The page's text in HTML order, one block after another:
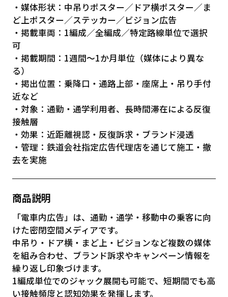
・媒体形状：中吊りポスター／ドア横ポスター／ま
ど上ポスター／ステッカー／ビジョン広告
・掲載車両：1編成／全編成／特定路線単位で選択
可
・掲載期間：1週間〜1か月単位（媒体により異な
る）
・掲出位置：乗降口・通路上部・座席上・吊り手付
近など
・対象：通勤・通学利用者、長時間滞在による反復
接触層
・効果：近距離視認・反復訴求・ブランド浸透
・管理：鉄道会社指定広告代理店を通じて施工・撤
去を実施
商品説明
「電車内広告」は、通勤・通学・移動中の乗客に向
けた密閉空間メディアです。
中吊り・ドア横・まど上・ビジョンなど複数の媒体
を組み合わせ、ブランド訴求やキャンペーン情報を
繰り返し印象づけます。
1編成単位でのジャック展開も可能で、短期間でも高
い接触頻度と認知効果を発揮します。